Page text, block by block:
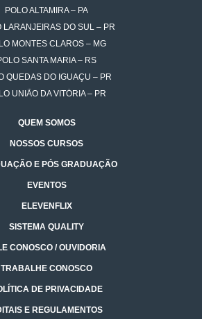
POLO ALTAMIRA – PA
LARANJEIRAS DO SUL – PR
MONTES CLAROS – MG
SANTA MARIA – RS
QUEDAS DO IGUAÇU – PR
UNIÃO DA VITÓRIA – PR
QUEM SOMOS
NOSSOS CURSOS
E PÓS GRADUAÇÃO
EVENTOS
ELEVENFLIX
SISTEMA QUALITY
CONOSCO / OUVIDORIA
TRABALHE CONOSCO
DE PRIVACIDADE
E REGULAMENTOS